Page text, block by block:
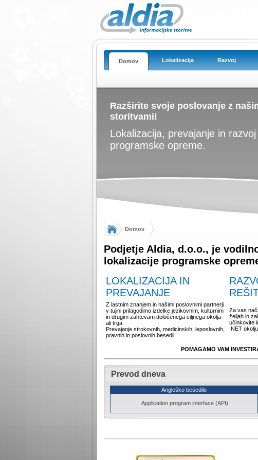
Domov Lokalizacija Razvoj
Razširite svoje poslovanje z
storitvami!
Lokalizacija, prevajanje in razvoj
programske opreme.
Domov
Podjetje Aldia, d.o.o., je
lokalizacije programske
LOKALIZACIJA IN
PREVAJANJE
Z lastnim znanjem in našimi poslovnimi partnerji
v tujini prilagodimo izdelke jezikovnim, kulturnim
in drugim zahtevam določenega ciljnega okolja
ali trga.
Prevajanje strokovnih, medicinskih, leposlovnih,
pravnih in poslovnih besedil.
Za vas
željah in
učinkovite
.NET okolju.
POMAGAMO VAM
Prevod dneva
Angleško besedilo
Application program interface (API)